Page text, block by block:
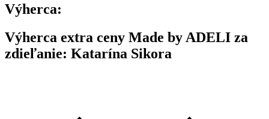
Výherca:
Výherca extra ceny Made by ADELI za
zdieľanie: Katarína Sikora